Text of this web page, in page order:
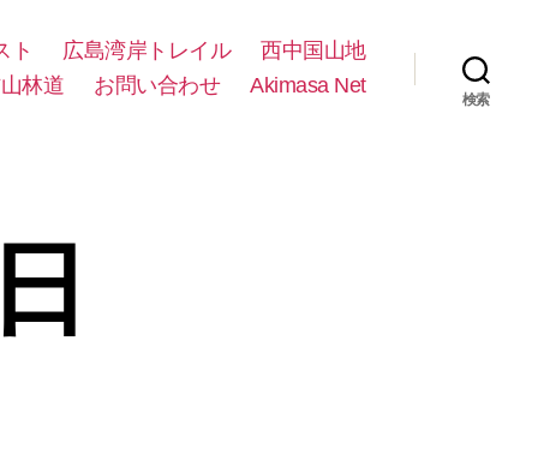
ト 広島湾岸トレイル
西中国山地
林道
お問い合わせ Akimasa Net
検索